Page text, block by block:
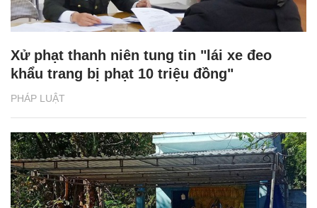
PHÁP LUẬT
Xử phạt thanh niên tung tin "lái xe đeo
khẩu trang bị phạt 10 triệu đồng"